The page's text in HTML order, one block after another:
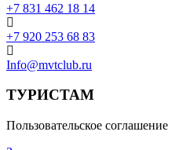
+7 831 462 18 14
+7 920 253 68 83
Info@mvtclub.ru
ТУРИСТАМ
Пользовательское соглашение